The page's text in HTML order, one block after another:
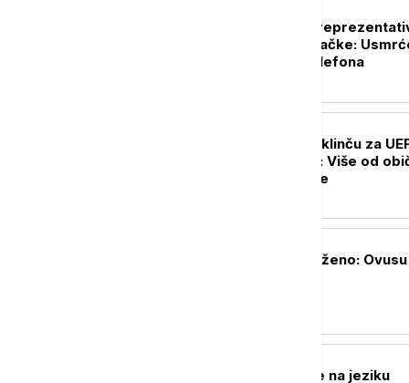
Afrički fudbalski
ubijen prilikom pljačke:
zbog mobilnog telefona
Partizan i Tobol u klinču za
Ligu konferencije: Više od
meča za crno-bele
Zvezda vratila uloženo:
Saša Ilić bez dlake na jeziku